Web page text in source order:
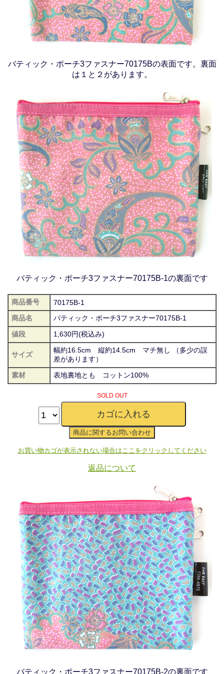
バティック・ポーチ3ファスナー70175Bの表面です。裏面
は１と２があります。
バティック・ポーチ3ファスナー70175B-1の裏面です
商品番号
70175B-1
商品名
バティック・ポーチ3ファスナー70175B-1
値段
1,630円(税込み)
サイズ
幅約16.5cm 縦約14.5cm マチ無し （多少の誤
差があります）
素材
表地裏地とも コットン100%
SOLD OUT
お買い物カゴが表示されない場合はここをクリックしてください
返品について
バティック・ポーチ3ファスナー70175B-2の裏面です